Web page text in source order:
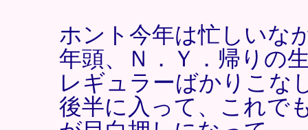
ホント今年は忙しいな
年頭、Ｎ．Ｙ．帰りの
レギュラーばかりこな
後半に入って、これで